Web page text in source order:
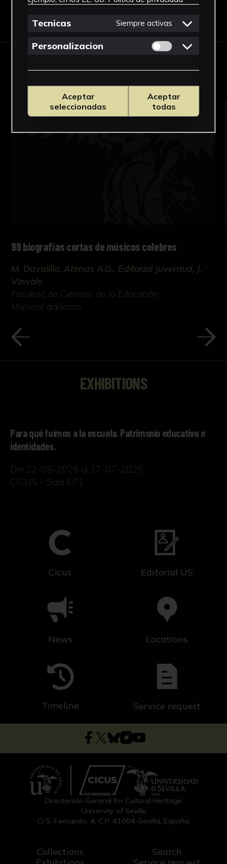
99 biografías cortas de músicos celebres
M. Davalillo, Atenas A.G., Editorial Juventud, J.
Vinvals
Facultad de Ciencias de la Educación
Material didáctico
EXHIBITIONS
Para qué fuimos a la escuela. Patrimonio educativo e
identidades.
Del 22-05-2025 al 17-07-2025
CICUS - Sala EP1
Cicus Editorial US
News Locations
Timeline Service request
Directorate-General for Cultural Heritage
University of Seville
C/ S. Fernando, 4, C.P. 41004-Sevilla, España.
Collections
Search
Tecnicas Siempre activas
Personalizacion Permitir cookies
Aceptar
seleccionadas
Aceptar
todas